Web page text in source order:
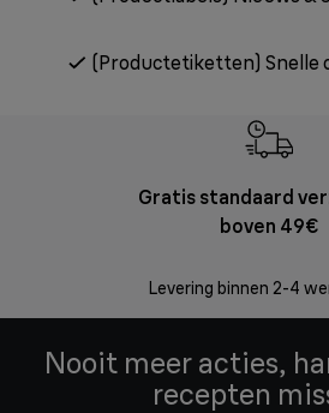
(Productetiketten) Snelle
Gratis standaard
boven 49€
Levering binnen 2-4
Nooit meer acties,
recepten